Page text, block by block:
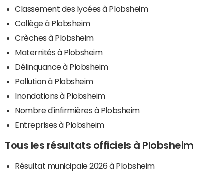
Classement des lycées à Plobsheim
Collège à Plobsheim
Crèches à Plobsheim
Maternités à Plobsheim
Délinquance à Plobsheim
Pollution à Plobsheim
Inondations à Plobsheim
Nombre d'infirmières à Plobsheim
Entreprises à Plobsheim
Tous les résultats officiels à Plobsheim
Résultat municipale 2026 à Plobsheim